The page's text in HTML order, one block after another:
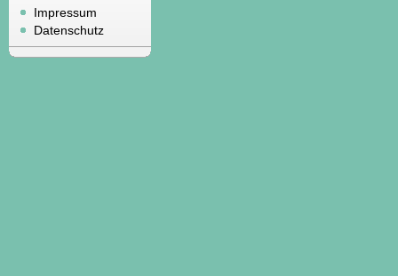
Impressum
Datenschutz